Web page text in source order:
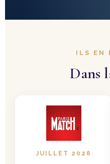
ILS EN
Dans
JUILLET 2026